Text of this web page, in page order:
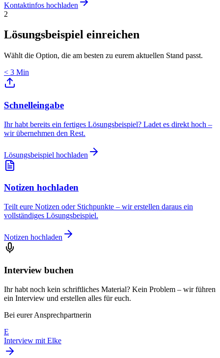
Kontaktinfos hochladen
2
Lösungsbeispiel einreichen
Wählt die Option, die am besten zu eurem aktuellen Stand passt.
< 3 Min
Schnelleingabe
Ihr habt bereits ein fertiges Lösungsbeispiel? Ladet es direkt hoch –
wir übernehmen den Rest.
Lösungsbeispiel hochladen
Notizen hochladen
Teilt eure Notizen oder Stichpunkte – wir erstellen daraus ein
vollständiges Lösungsbeispiel.
Notizen hochladen
Interview buchen
Ihr habt noch kein schriftliches Material? Kein Problem – wir führen
ein Interview und erstellen alles für euch.
Bei eurer Ansprechpartnerin
E
Interview mit Elke